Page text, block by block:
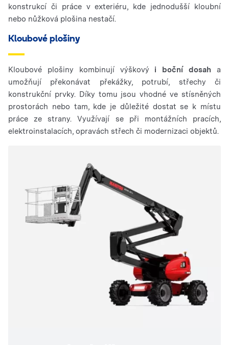
konstrukcí či práce v exteriéru, kde jednodušší kloubní
nebo nůžková plošina nestačí.
Kloubové plošiny
Kloubové plošiny kombinují výškový i boční dosah a
umožňují překonávat překážky, potrubí, střechy či
konstrukční prvky. Díky tomu jsou vhodné ve stísněných
prostorách nebo tam, kde je důležité dostat se k místu
práce ze strany. Využívají se při montážních pracích,
elektroinstalacích, opravách střech či modernizaci objektů.